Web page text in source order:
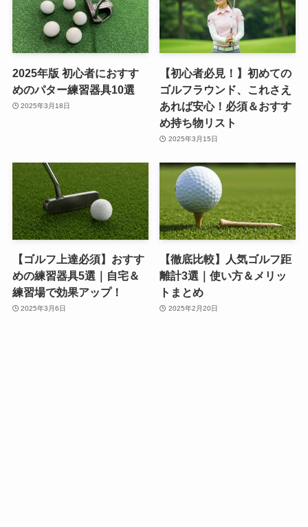
2025年版 初心者におすす
めのパター練習器具10選
2025年3月18日
【初心者必見！】初めての
ゴルフラウンド、これさえ
あれば安心！必須＆おすす
め持ち物リスト
2025年3月15日
【ゴルフ上達必須】おすす
めの練習器具5選｜自宅＆
練習場で効果アップ！
2025年3月6日
【徹底比較】人気ゴルフ距
離計3選｜使い方＆メリッ
トまとめ
2025年2月20日